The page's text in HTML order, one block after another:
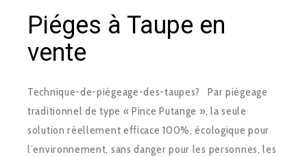
Piéges à Taupe en
vente
Technique-de-piégeage-des-taupes? Par piégeage
traditionnel de type « Pince Putange », la seule
solution réellement efficace 100%, écologique pour
l’environnement, sans danger pour les personnes, les